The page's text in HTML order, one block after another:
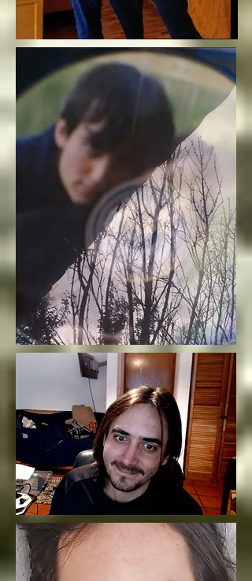
importante para un
angel o arcángel,
seguidos por el amor,
la ternura y el cariño
Si llegas a conocer
este infierno, deberás
seguir estas palabras,
escritas por el
arcángel Lucifer, única
manera de resolver las
paradojas infernales
de la oscuridad
Cambio de dualidad
Si bien es bien y mal
es mal no hay cambio
Si bien es mal y mal
es bien es igual
Por eso bien y mal